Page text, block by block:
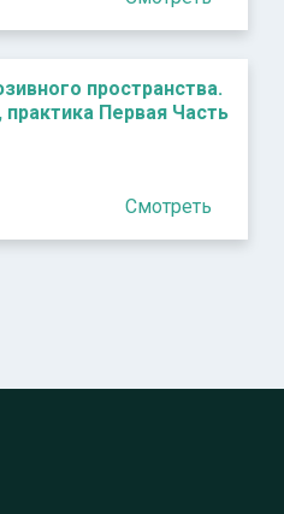
пространства.
Первая Часть
Смотреть